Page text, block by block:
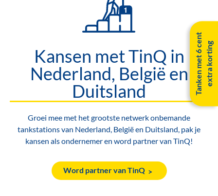
T
a
n
k
e
n
m
e
t
6
c
e
n
t
e
x
t
r
a
k
o
r
t
i
ng
Kansen met TinQ in
Nederland, België en
Duitsland
Groei mee met het grootste netwerk onbemande
tankstations van Nederland, België en Duitsland, pak je
kansen als ondernemer en word partner van TinQ!
Word partner van TinQ